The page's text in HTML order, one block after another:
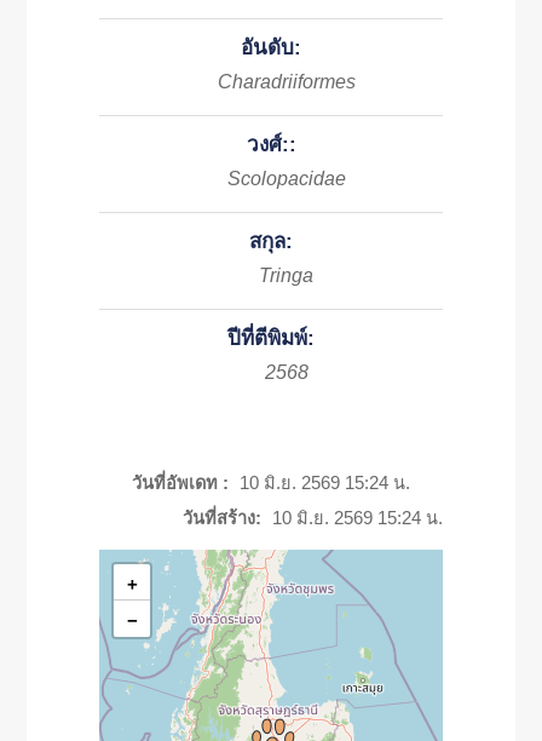
อันดับ:
Charadriiformes
วงศ์::
Scolopacidae
สกุล:
Tringa
ปีที่ตีพิมพ์:
2568
วันที่อัพเดท :
10 มิ.ย. 2569 15:24 น.
วันที่สร้าง:
10 มิ.ย. 2569 15:24 น.
+
−